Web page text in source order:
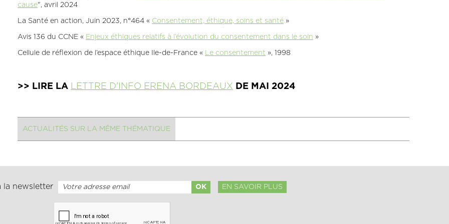
cause", avril 2024
La Santé en action, Juin 2023, n°464 « Consentement, éthique, soins et santé »
Avis 136 du CCNE « Enjeux éthiques relatifs à l’évolution du consentement dans le soin »
Cellule de réflexion de l’espace éthique Ile-de-France « Le consentement », 1998
>> LIRE LA LETTRE D'INFO ERENA BORDEAUX DE MAI 2024
ACTUALITÉS SUR LA MÊME THÉMATIQUE
la newsletter EN SAVOIR PLUS